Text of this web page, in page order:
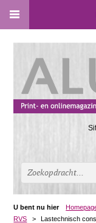
U bent nu hier
RVS
> Lastechnisch